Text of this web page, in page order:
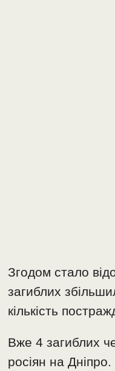
Згодом стало
загиблих
кількість
Вже 4 загиблих
росіян на